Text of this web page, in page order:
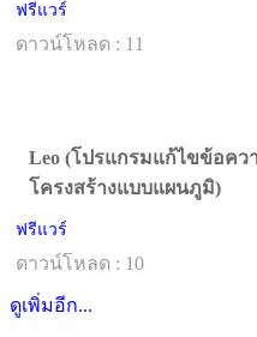
ฟรีแวร์
ดาวน์โหลด : 11
Leo (โปรแกรมแก้ไขข้อคว
โครงสร้างแบบแผนภูมิ)
ฟรีแวร์
ดาวน์โหลด : 10
ดูเพิ่มอีก...